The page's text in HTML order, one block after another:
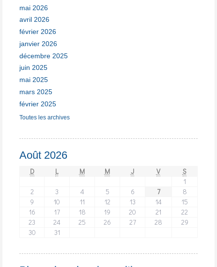
mai 2026
avril 2026
février 2026
janvier 2026
décembre 2025
juin 2025
mai 2025
mars 2025
février 2025
Toutes les archives
Août 2026
D L M M J V
S
1
2
3 4 5 6 7
8
9
10 11 12 13 14
15
16
17 18 19 20 21
22
23
24 25 26 27 28
29
30
31